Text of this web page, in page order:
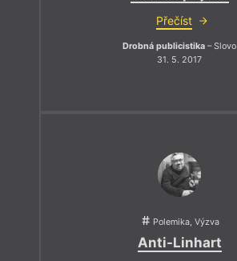
Přečíst
Drobná publicistika – Slovo
31. 5. 2017
Polemika, Výzva
Anti-Linhart